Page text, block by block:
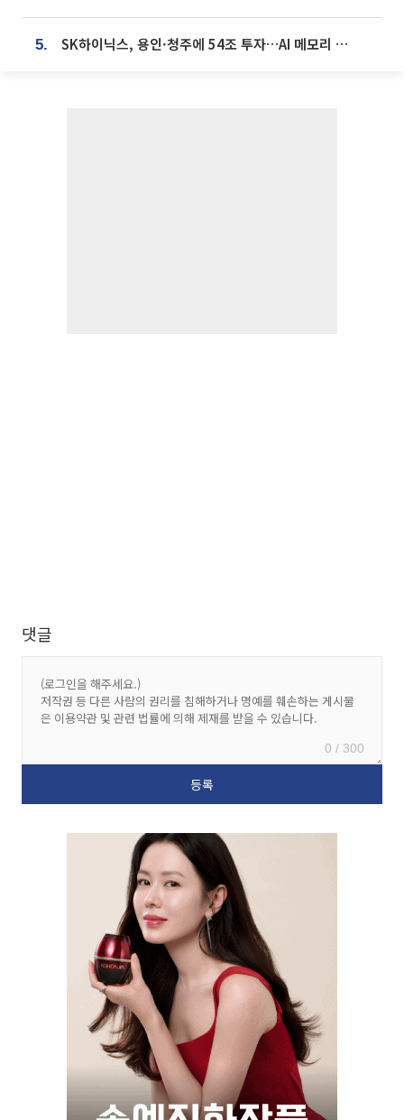
5. SK하이닉스, 용인·청주에 54조 투자…AI 메모리 생산기지 키운다
댓글
0 / 300